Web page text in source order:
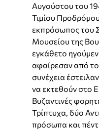
Αυγούστου του
Τιμίου
εκπρόσωπος του
Μουσείου της
εγκάθετο
αφαίρεσαν από
συνέχεια
να εκτεθούν στο
Βυζαντινές
Τρίπτυχα, δύο
πρόσωπα και